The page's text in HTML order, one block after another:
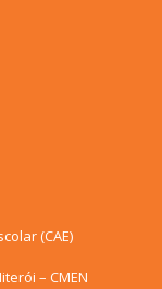
(CAE)
– CMEN